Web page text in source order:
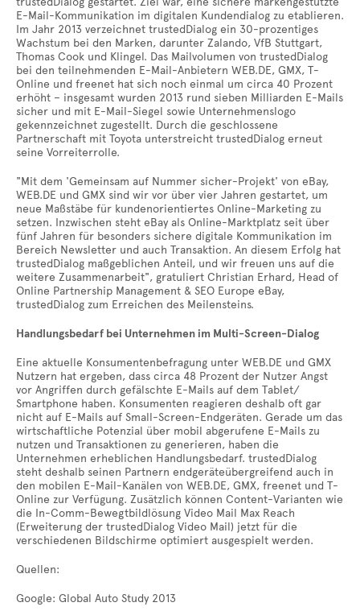
E-Mail-Kommunikation im digitalen Kundendialog zu etablieren.
Im Jahr 2013 verzeichnet trustedDialog ein 30-prozentiges
Wachstum bei den Marken, darunter Zalando, VfB Stuttgart,
Thomas Cook und Klingel. Das Mailvolumen von trustedDialog
bei den teilnehmenden E-Mail-Anbietern WEB.DE, GMX, T-
Online und freenet hat sich noch einmal um circa 40 Prozent
erhöht – insgesamt wurden 2013 rund sieben Milliarden E-Mails
sicher und mit E-Mail-Siegel sowie Unternehmenslogo
gekennzeichnet zugestellt. Durch die geschlossene
Partnerschaft mit Toyota unterstreicht trustedDialog erneut
seine Vorreiterrolle.
"Mit dem 'Gemeinsam auf Nummer sicher-Projekt' von eBay,
WEB.DE und GMX sind wir vor über vier Jahren gestartet, um
neue Maßstäbe für kundenorientiertes Online-Marketing zu
setzen. Inzwischen steht eBay als Online-Marktplatz seit über
fünf Jahren für besonders sichere digitale Kommunikation im
Bereich Newsletter und auch Transaktion. An diesem Erfolg hat
trustedDialog maßgeblichen Anteil, und wir freuen uns auf die
weitere Zusammenarbeit", gratuliert Christian Erhard, Head of
Online Partnership Management & SEO Europe eBay,
trustedDialog zum Erreichen des Meilensteins.
Handlungsbedarf bei Unternehmen im Multi-Screen-Dialog
Eine aktuelle Konsumentenbefragung unter WEB.DE und GMX
Nutzern hat ergeben, dass circa 48 Prozent der Nutzer Angst
vor Angriffen durch gefälschte E-Mails auf dem Tablet/
Smartphone haben. Konsumenten reagieren deshalb oft gar
nicht auf E-Mails auf Small-Screen-Endgeräten. Gerade um das
wirtschaftliche Potenzial über mobil abgerufene E-Mails zu
nutzen und Transaktionen zu generieren, haben die
Unternehmen erheblichen Handlungsbedarf. trustedDialog
steht deshalb seinen Partnern endgeräteübergreifend auch in
den mobilen E-Mail-Kanälen von WEB.DE, GMX, freenet und T-
Online zur Verfügung. Zusätzlich können Content-Varianten wie
die In-Comm-Bewegtbildlösung Video Mail Max Reach
(Erweiterung der trustedDialog Video Mail) jetzt für die
verschiedenen Bildschirme optimiert ausgespielt werden.
Quellen:
Google: Global Auto Study 2013